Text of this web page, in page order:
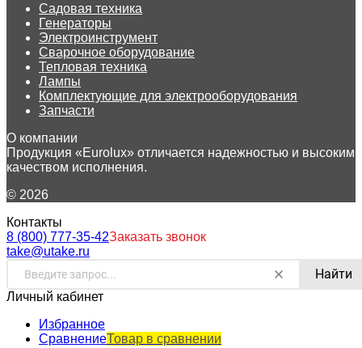
Садовая техника
Генераторы
Электроинструмент
Сварочное оборудование
Тепловая техника
Лампы
Комплектующие для электрооборудования
Запчасти
О компании
Продукция «Eurolux» отличается надежностью и высоким
качеством исполнения.
© 2026
Контакты
8 (800) 777-35-42Заказать звонок
take@utake.ru
Найти
Личный кабинет
Избранное
СравнениеТовар в сравнении